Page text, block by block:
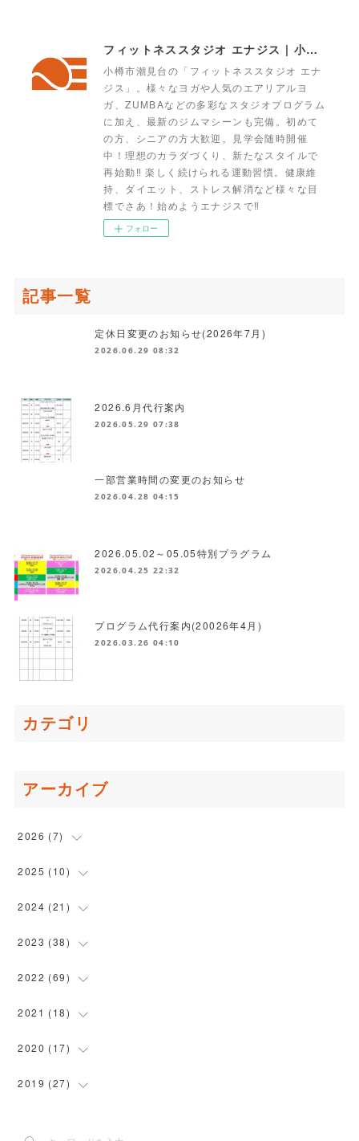
フィットネススタジオ エナジス | 小樽・スポーツクラブ・ENERGYS
小樽市潮見台の「フィットネススタジオ エナ
ジス」。様々なヨガや人気のエアリアルヨ
ガ、ZUMBAなどの多彩なスタジオプログラム
に加え、最新のジムマシーンも完備。初めて
の方、シニアの方大歓迎。見学会随時開催
中！理想のカラダづくり、新たなスタイルで
再始動‼ 楽しく続けられる運動習慣。健康維
持、ダイエット、ストレス解消など様々な目
標でさあ！始めようエナジスで‼
フォロー
記事一覧
定休日変更のお知らせ(2026年7月)
2026.06.29 08:32
2026.6月代行案内
2026.05.29 07:38
一部営業時間の変更のお知らせ
2026.04.28 04:15
2026.05.02～05.05特別プラグラム
2026.04.25 22:32
プログラム代行案内(20026年4月)
2026.03.26 04:10
カテゴリ
アーカイブ
2026 (7)
(1)
(1 )
(2)
(2 )
2025 (10)
(1 )
(2)
(1)
( 1 )
2024 (21 )
(2)
(3)
(2)
(1)
2023 (38)
(1)
(3)
(3)
(1)
2022 (69)
(4)
(6)
(3)
2021 (18)
(3)
(2)
2020 (17)
(1)
2019 (27)